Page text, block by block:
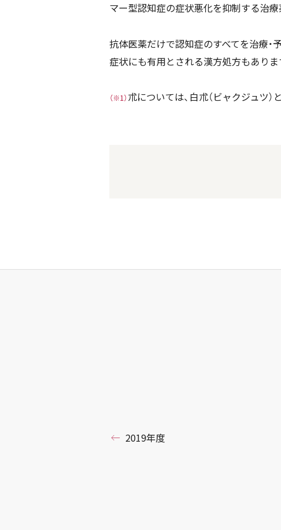
マー型認知症の症状悪化を抑制する治
抗体医薬だけで認知症のすべてを治療・
症状にも有用とされる漢方処方もあり
（※1）朮については、白朮（ビャクジュツ
2019年度